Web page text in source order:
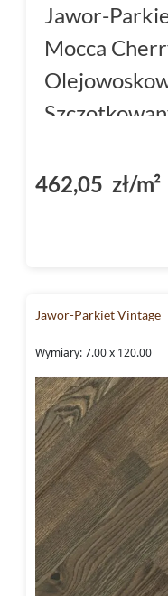
Jawor-
Mocca
7x120x1.3
462,05 zł/m²
Jawor-Parkiet Vintage
Wymiary: 7.00 x 120.00